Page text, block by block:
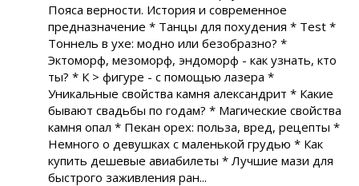
Пояса верности. История и современное
предназначение * Танцы для похудения * Test *
Тоннель в ухе: модно или безобразно? *
Эктоморф, мезоморф, эндоморф - как узнать, кто
ты? * К > фигуре - с помощью лазера *
Уникальные свойства камня александрит * Какие
бывают свадьбы по годам? * Магические свойства
камня опал * Пекан орех: польза, вред, рецепты *
Немного о девушках с маленькой грудью * Как
купить дешевые авиабилеты * Лучшие мази для
быстрого заживления ран...